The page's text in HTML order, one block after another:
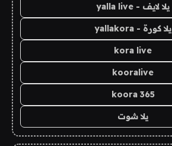
يلا لايف - yalla live
يلا كورة - yallakora
kora live
kooralive
koora 365
يلا شوت